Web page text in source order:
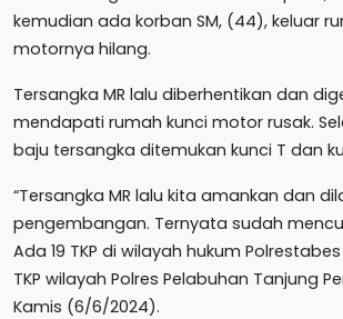
kemudian ada korban SM, (44), keluar
motornya hilang.
Tersangka MR lalu diberhentikan dan
mendapati rumah kunci motor rusak.
baju tersangka ditemukan kunci T dan
“Tersangka MR lalu kita amankan dan
pengembangan. Ternyata sudah
Ada 19 TKP di wilayah hukum
TKP wilayah Polres Pelabuhan Tanjung
Kamis (6/6/2024).